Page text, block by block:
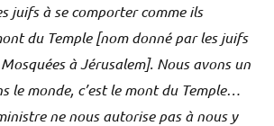
juifs à se comporter comme ils
du Temple [nom donné par les juifs
à Jérusalem]. Nous avons un
le monde, c’est le mont du Temple…
ne nous autorise pas à nous y